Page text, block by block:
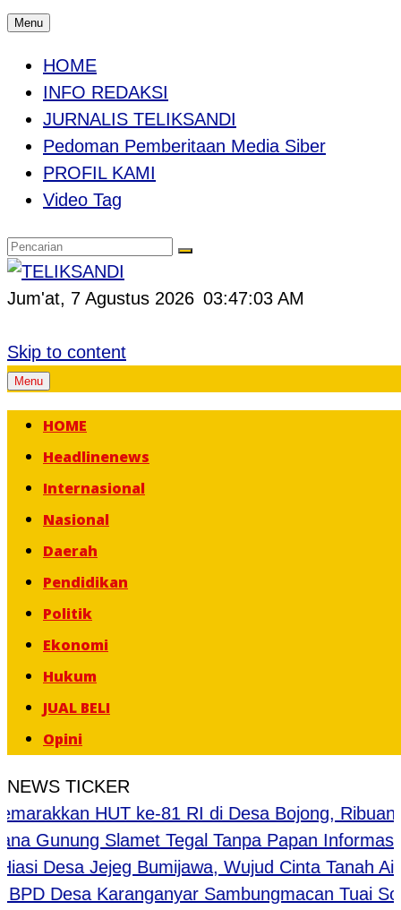
Menu
HOME
INFO REDAKSI
JURNALIS TELIKSANDI
Pedoman Pemberitaan Media Siber
PROFIL KAMI
Video Tag
Jum'at, 7 Agustus 2026 03:47:03 AM
Skip to content
Menu
HOME
Headlinenews
Internasional
Nasional
Daerah
Pendidikan
Politik
Ekonomi
Hukum
JUAL BELI
Opini
NEWS TICKER
HUT ke-81 RI di Desa Bojong, Ribuan
Slamet Tegal Tanpa Papan Informasi,
Desa Jejeg Bumijawa, Wujud Cinta Tanah Air
Desa Karanganyar Sambungmacan Tuai